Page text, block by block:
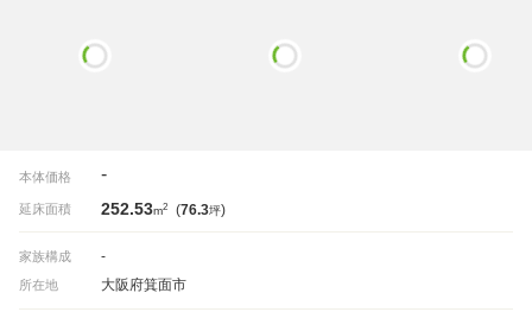
本体価格 -
延床面積 252.53m2 (76.3坪)
家族構成 -
所在地 大阪府箕面市